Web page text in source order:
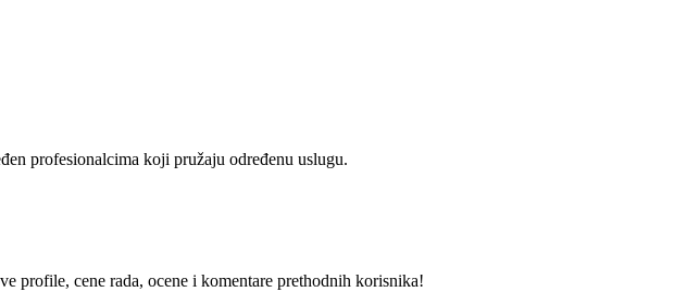
profesionalcima koji pružaju određenu uslugu.
profile, cene rada, ocene i komentare prethodnih korisnika!